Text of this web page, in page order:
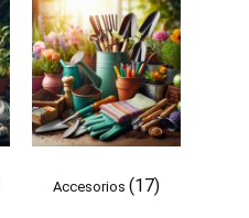
Accesorios (17)